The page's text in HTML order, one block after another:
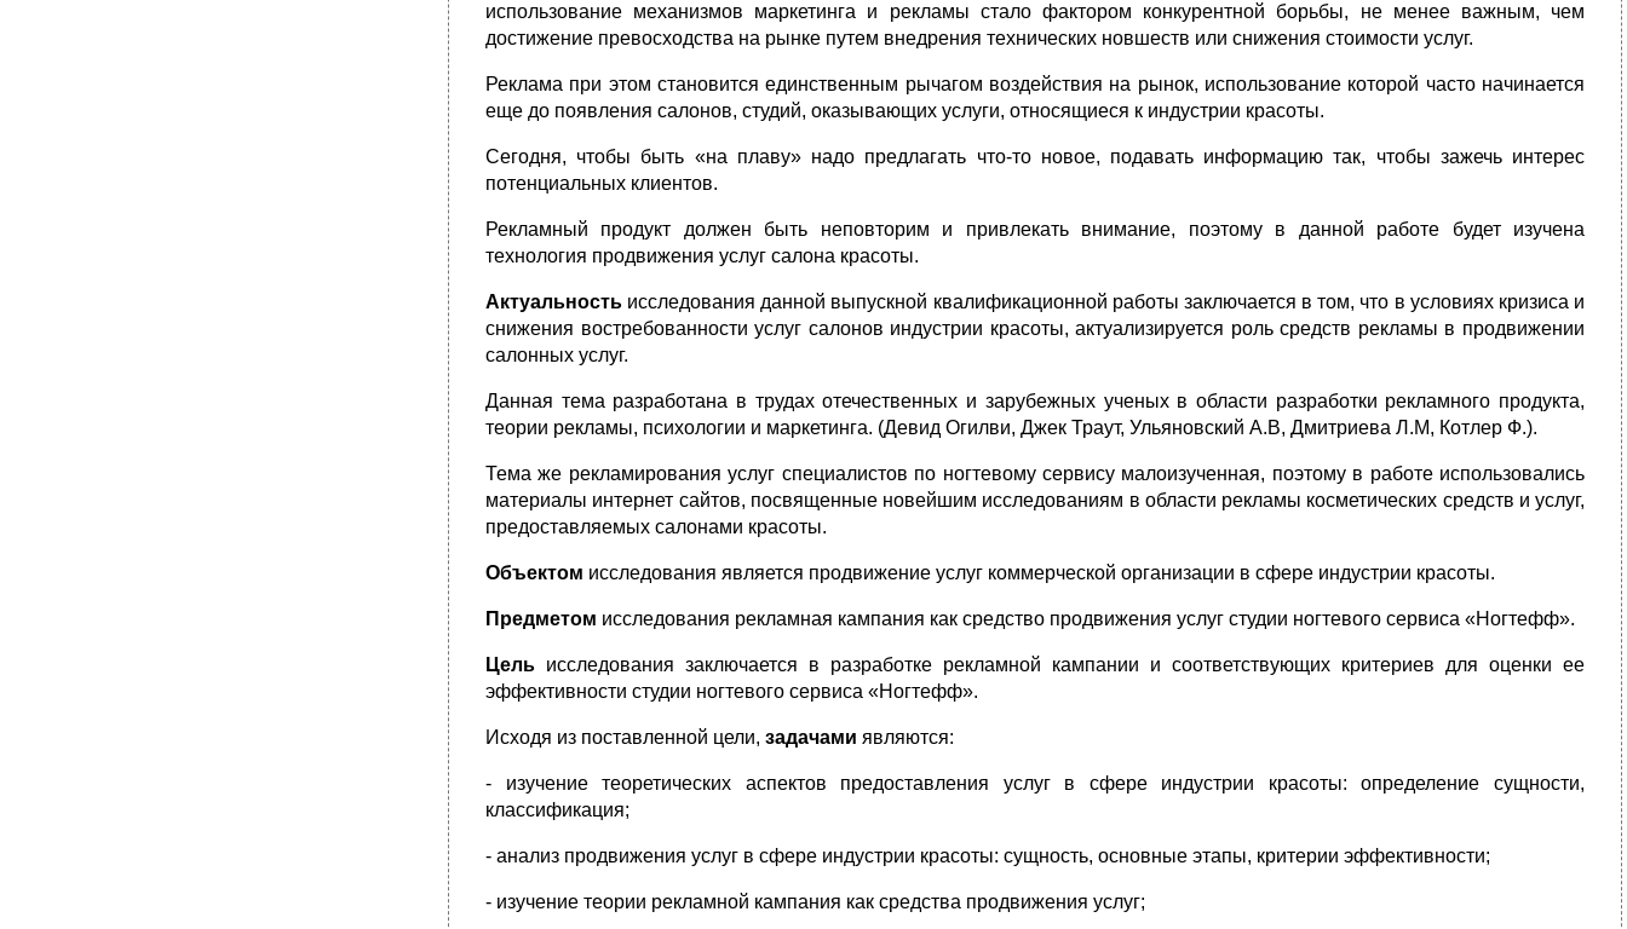
использование механизмов маркетинга и рекламы стало фактором конкурентной борьбы, не менее важным, чем
достижение превосходства на рынке путем внедрения технических новшеств или снижения стоимости услуг.
Реклама при этом становится единственным рычагом воздействия на рынок, использование которой часто начинается
еще до появления салонов, студий, оказывающих услуги, относящиеся к индустрии красоты.
Сегодня, чтобы быть «на плаву» надо предлагать что-то новое, подавать информацию так, чтобы зажечь интерес
потенциальных клиентов.
Рекламный продукт должен быть неповторим и привлекать внимание, поэтому в данной работе будет изучена
технология продвижения услуг салона красоты.
Актуальность исследования данной выпускной квалификационной работы заключается в том, что в условиях кризиса и
снижения востребованности услуг салонов индустрии красоты, актуализируется роль средств рекламы в продвижении
салонных услуг.
Данная тема разработана в трудах отечественных и зарубежных ученых в области разработки рекламного продукта,
теории рекламы, психологии и маркетинга. (Девид Огилви, Джек Траут, Ульяновский А.В, Дмитриева Л.М, Котлер Ф.).
Тема же рекламирования услуг специалистов по ногтевому сервису малоизученная, поэтому в работе использовались
материалы интернет сайтов, посвященные новейшим исследованиям в области рекламы косметических средств и услуг,
предоставляемых салонами красоты.
Объектом исследования является продвижение услуг коммерческой организации в сфере индустрии красоты.
Предметом исследования рекламная кампания как средство продвижения услуг студии ногтевого сервиса «Ногтефф».
Цель исследования заключается в разработке рекламной кампании и соответствующих критериев для оценки ее
эффективности студии ногтевого сервиса «Ногтефф».
Исходя из поставленной цели, задачами являются:
- изучение теоретических аспектов предоставления услуг в сфере индустрии красоты: определение сущности,
классификация;
- анализ продвижения услуг в сфере индустрии красоты: сущность, основные этапы, критерии эффективности;
- изучение теории рекламной кампания как средства продвижения услуг;